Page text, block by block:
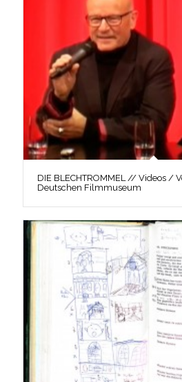
DIE BLECHTROMMEL // Videos /
Deutschen Filmmuseum